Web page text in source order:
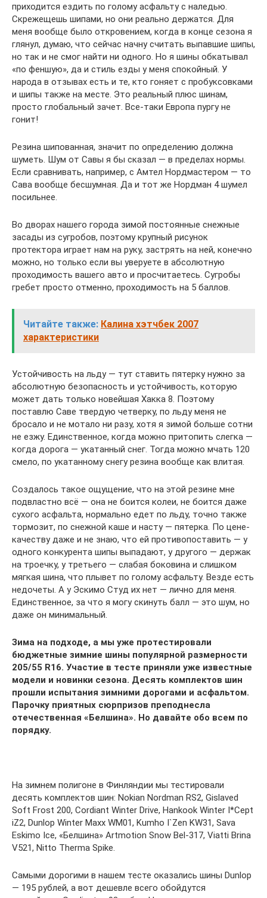
приходится ездить по голому асфальту с наледью.
Скрежещешь шипами, но они реально держатся. Для
меня вообще было откровением, когда в конце сезона я
глянул, думаю, что сейчас начну считать выпавшие шипы,
но так и не смог найти ни одного. Но я шины обкатывал
«по феншую», да и стиль езды у меня спокойный. У
народа в отзывах есть и те, кто гоняет с пробуксовками
и шипы также на месте. Это реальный плюс шинам,
просто глобальный зачет. Все-таки Европа пургу не
гонит!
Резина шипованная, значит по определению должна
шуметь. Шум от Савы я бы сказал — в пределах нормы.
Если сравнивать, например, с Амтел Нордмастером — то
Сава вообще бесшумная. Да и тот же Нордман 4 шумел
посильнее.
Во дворах нашего города зимой постоянные снежные
засады из сугробов, поэтому крупный рисунок
протектора играет нам на руку, застрять на ней, конечно
можно, но только если вы уверуете в абсолютную
проходимость вашего авто и просчитаетесь. Сугробы
гребет просто отменно, проходимость на 5 баллов.
Читайте также: Калина хэтчбек 2007
характеристики
Устойчивость на льду — тут ставить пятерку нужно за
абсолютную безопасность и устойчивость, которую
может дать только новейшая Хакка 8. Поэтому
поставлю Саве твердую четверку, по льду меня не
бросало и не мотало ни разу, хотя я зимой больше сотни
не езжу. Единственное, когда можно притопить слегка —
когда дорога — укатанный снег. Тогда можно мчать 120
смело, по укатанному снегу резина вообще как влитая.
Создалось такое ощущение, что на этой резине мне
подвластно всё — она не боится колеи, не боится даже
сухого асфальта, нормально едет по льду, точно также
тормозит, по снежной каше и насту — пятерка. По цене-
качеству даже и не знаю, что ей противопоставить — у
одного конкурента шипы выпадают, у другого — держак
на троечку, у третьего — слабая боковина и слишком
мягкая шина, что плывет по голому асфальту. Везде есть
недочеты. А у Эскимо Студ их нет — лично для меня.
Единственное, за что я могу скинуть балл — это шум, но
даже он минимальный.
Зима на подходе, а мы уже протестировали
бюджетные зимние шины популярной размерности
205/55 R16. Участие в тесте приняли уже известные
модели и новинки сезона. Десять комплектов шин
прошли испытания зимними дорогами и асфальтом.
Парочку приятных сюрпризов преподнесла
отечественная «Белшина». Но давайте обо всем по
порядку.
На зимнем полигоне в Финляндии мы тестировали
десять комплектов шин: Nokian Nordman RS2, Gislaved
Soft Frost 200, Cordiant Winter Drive, Hankook Winter I*Cept
iZ2, Dunlop Winter Maxx WM01, Kumho I`Zen KW31, Sava
Eskimo Ice, «Белшина» Artmotion Snow Bel-317, Viatti Brina
V521, Nitto Therma Spike.
Самыми дорогими в нашем тесте оказались шины Dunlop
— 195 рублей, а вот дешевле всего обойдутся